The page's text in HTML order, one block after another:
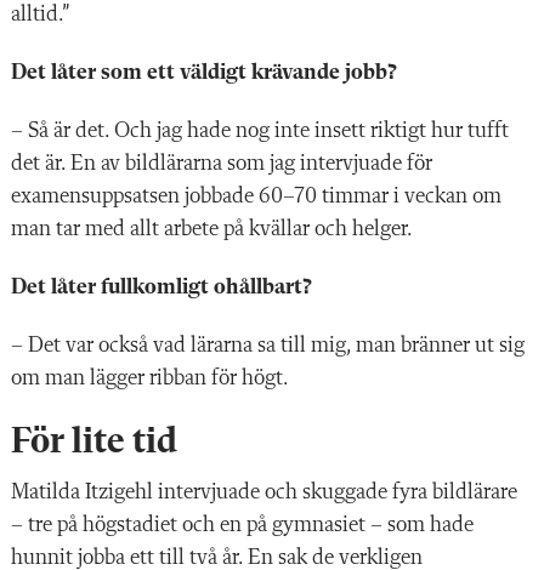
alltid.”
Det låter som ett väldigt krävande jobb?
– Så är det. Och jag hade nog inte insett riktigt hur tufft
det är. En av bildlärarna som jag intervjuade för
examensuppsatsen jobbade 60–70 timmar i veckan om
man tar med allt arbete på kvällar och helger.
Det låter fullkomligt ohållbart?
– Det var också vad lärarna sa till mig, man bränner ut sig
om man lägger ribban för högt.
För lite tid
Matilda Itzigehl intervjuade och skuggade fyra bildlärare
– tre på högstadiet och en på gymnasiet – som hade
hunnit jobba ett till två år. En sak de verkligen